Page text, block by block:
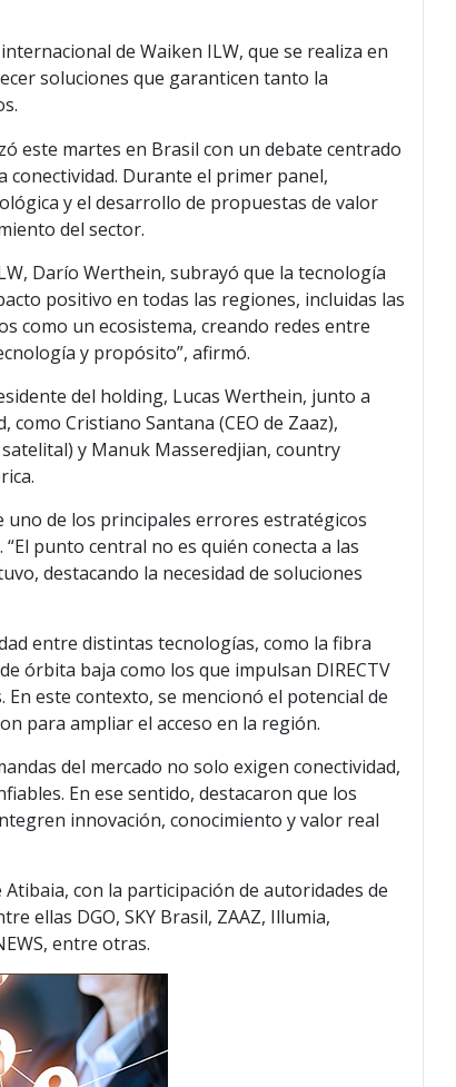
de Waiken ILW, que se realiza en
soluciones que garanticen tanto la
este martes en Brasil con un debate centrado
conectividad. Durante el primer panel,
y el desarrollo de propuestas de valor
del sector.
Darío Werthein, subrayó que la tecnología
positivo en todas las regiones, incluidas las
como un ecosistema, creando redes entre
y propósito”, afirmó.
del holding, Lucas Werthein, junto a
Cristiano Santana (CEO de Zaaz),
y Manuk Masseredjian, country
de los principales errores estratégicos
punto central no es quién conecta a las
destacando la necesidad de soluciones
entre distintas tecnologías, como la fibra
órbita baja como los que impulsan DIRECTV
este contexto, se mencionó el potencial de
para ampliar el acceso en la región.
del mercado no solo exigen conectividad,
En ese sentido, destacaron que los
innovación, conocimiento y valor real
con la participación de autoridades de
ellas DGO, SKY Brasil, ZAAZ, Illumia,
entre otras.